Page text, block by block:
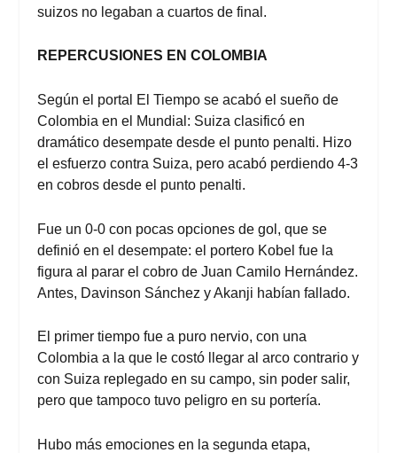
suizos no legaban a cuartos de final.
REPERCUSIONES EN COLOMBIA
Según el portal El Tiempo se acabó el sueño de
Colombia en el Mundial: Suiza clasificó en
dramático desempate desde el punto penalti. Hizo
el esfuerzo contra Suiza, pero acabó perdiendo 4-3
en cobros desde el punto penalti.
Fue un 0-0 con pocas opciones de gol, que se
definió en el desempate: el portero Kobel fue la
figura al parar el cobro de Juan Camilo Hernández.
Antes, Davinson Sánchez y Akanji habían fallado.
El primer tiempo fue a puro nervio, con una
Colombia a la que le costó llegar al arco contrario y
con Suiza replegado en su campo, sin poder salir,
pero que tampoco tuvo peligro en su portería.
Hubo más emociones en la segunda etapa,